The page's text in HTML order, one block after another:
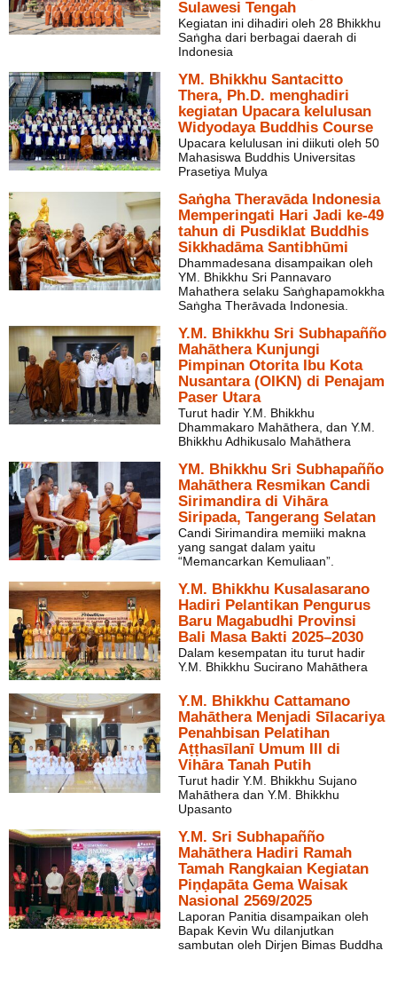
Sulawesi Tengah
Kegiatan ini dihadiri oleh 28 Bhikkhu
Saṅgha dari berbagai daerah di
Indonesia
YM. Bhikkhu Santacitto
Thera, Ph.D. menghadiri
kegiatan Upacara kelulusan
Widyodaya Buddhis Course
Upacara kelulusan ini diikuti oleh 50
Mahasiswa Buddhis Universitas
Prasetiya Mulya
Saṅgha Theravāda Indonesia
Memperingati Hari Jadi ke-49
tahun di Pusdiklat Buddhis
Sikkhadāma Santibhūmi
Dhammadesana disampaikan oleh
YM. Bhikkhu Sri Pannavaro
Mahathera selaku Saṅghapamokkha
Saṅgha Therāvada Indonesia.
Y.M. Bhikkhu Sri Subhapañño
Mahāthera Kunjungi
Pimpinan Otorita Ibu Kota
Nusantara (OIKN) di Penajam
Paser Utara
Turut hadir Y.M. Bhikkhu
Dhammakaro Mahāthera, dan Y.M.
Bhikkhu Adhikusalo Mahāthera
YM. Bhikkhu Sri Subhapañño
Mahāthera Resmikan Candi
Sirimandira di Vihāra
Siripada, Tangerang Selatan
Candi Sirimandira memiiki makna
yang sangat dalam yaitu
“Memancarkan Kemuliaan”.
Y.M. Bhikkhu Kusalasarano
Hadiri Pelantikan Pengurus
Baru Magabudhi Provinsi
Bali Masa Bakti 2025–2030
Dalam kesempatan itu turut hadir
Y.M. Bhikkhu Sucirano Mahāthera
Y.M. Bhikkhu Cattamano
Mahāthera Menjadi Sīlacariya
Penahbisan Pelatihan
Aṭṭhasīlanī Umum III di
Vihāra Tanah Putih
Turut hadir Y.M. Bhikkhu Sujano
Mahāthera dan Y.M. Bhikkhu
Upasanto
Y.M. Sri Subhapañño
Mahāthera Hadiri Ramah
Tamah Rangkaian Kegiatan
Piṇḍapāta Gema Waisak
Nasional 2569/2025
Laporan Panitia disampaikan oleh
Bapak Kevin Wu dilanjutkan
sambutan oleh Dirjen Bimas Buddha